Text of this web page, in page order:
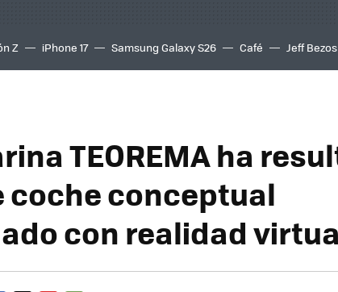
Z iPhone 17 Samsung Galaxy S26 Café Jeff Bezos
TEOREMA ha
coche conceptual
con realidad